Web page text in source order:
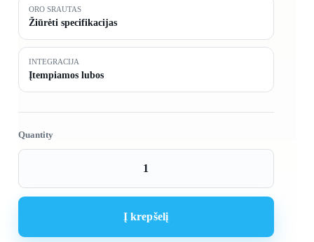
ORO SRAUTAS
Žiūrėti specifikacijas
INTEGRACIJA
Įtempiamos lubos
reguliavimo
Į krepšelį